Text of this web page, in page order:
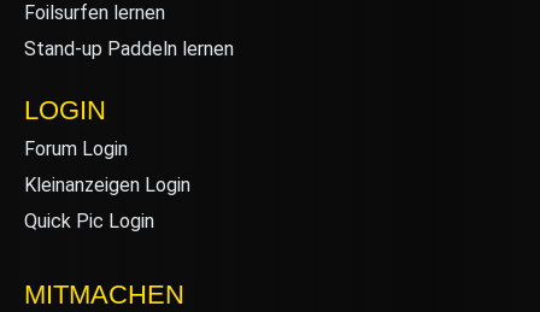
Foilsurfen lernen
Stand-up Paddeln lernen
LOGIN
Forum Login
Kleinanzeigen Login
Quick Pic Login
MITMACHEN